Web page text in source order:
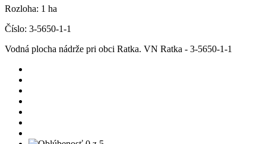
Rozloha: 1 ha
Číslo: 3-5650-1-1
Vodná plocha nádrže pri obci Ratka. VN Ratka - 3-5650-1-1